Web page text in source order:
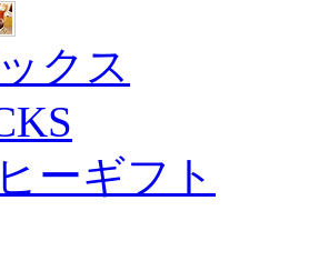
クス
ーギフト